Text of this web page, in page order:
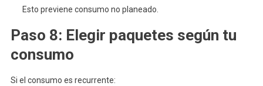
Esto previene consumo no planeado.
Paso 8: Elegir paquetes según tu
consumo
Si el consumo es recurrente: